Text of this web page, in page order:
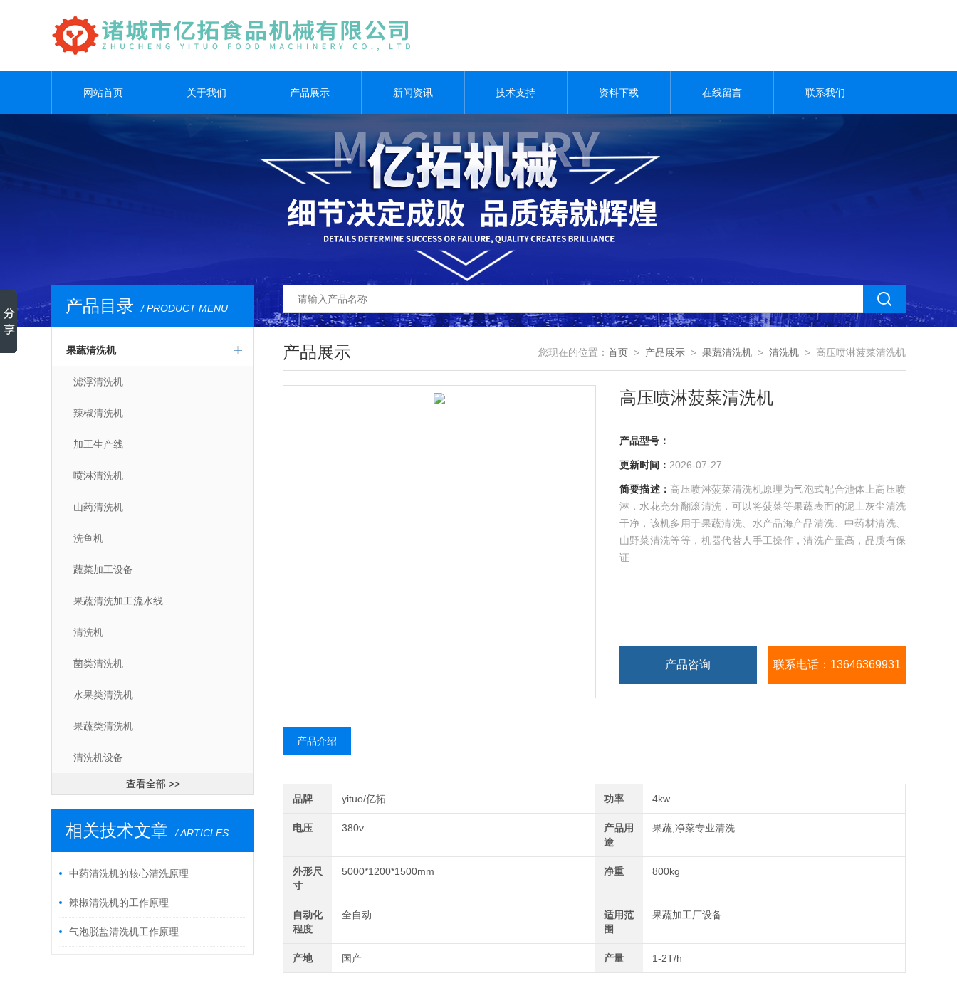
网站首页 关于我们 产品展示 新闻资讯 技术支持 资料下载 在线留言 联系我们
产品目录 / PRODUCT MENU
果蔬清洗机
滤浮清洗机
辣椒清洗机
加工生产线
喷淋清洗机
山药清洗机
洗鱼机
蔬菜加工设备
果蔬清洗加工流水线
清洗机
菌类清洗机
水果类清洗机
果蔬类清洗机
清洗机设备
查看全部 >>
相关技术文章 / ARTICLES
中药清洗机的核心清洗原理
辣椒清洗机的工作原理
气泡脱盐清洗机工作原理
产品展示 您现在的位置： 首页 > 产品展示 > 果蔬清洗机 > 清洗机 > 高压喷淋菠菜清洗机
高压喷淋菠菜清洗机
产品型号：
更新时间： 2026-07-27
简要描述： 高压喷淋菠菜清洗机原理为气泡式配合池体上高压喷
淋，水花充分翻滚清洗，可以将菠菜等果蔬表面的泥土灰尘清洗
干净，该机多用于果蔬清洗、水产品海产品清洗、中药材清洗、
山野菜清洗等等，机器代替人手工操作，清洗产量高，品质有保
证
产品咨询 联系电话：13646369931
产品介绍
品牌 yituo/亿拓 功率 4kw
电压 380v
产品用
途
果蔬,净菜专业清洗
外形尺
寸
5000*1200*1500mm 净重 800kg
自动化
程度
全自动
适用范
围
果蔬加工厂设备
产地 国产 产量 1-2T/h